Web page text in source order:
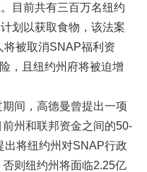
目前共有三百万名纽约
划以获取食物，该法案
被取消SNAP福利资
，且纽约州府将被迫增
间，高德曼曾提出一项
州和联邦资金之间的50-
出将纽约州对SNAP行政
则纽约州将面临2.25亿